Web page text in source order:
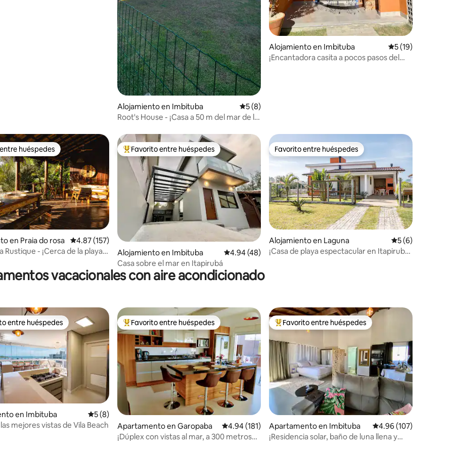
Alojamiento en Imbituba Calificación promedio: 5 de 5, 8 reseñas
5 (8)
Root's House - ¡Casa a 50 m del mar de la
Alojamiento en Imbituba Calificación
5 (19)
¡Encantadora casita a pocos pasos del
de 5, 77 reseñas
huéspedes
huéspedes
en Praia do rosa Calificación promedio: 4.87 de 5, 157 reseñas
4.87 (157)
Rustique - ¡Cerca de la playa y
Favorito entre huéspedes preferido
Favorito entre huéspedes
Alojamiento en Imbituba Calificación promedio: 4.94 de 5, 48 reseñas
4.94 (48)
Casa sobre el mar en Itapirubá
Favorito entre huéspedes
Favorito entre huéspedes
Alojamiento en Laguna Calificación
5 (6)
¡Casa de playa espectacular en Itapirubá
vacacionales con aire acondicionado
huéspedes preferido
entre huéspedes
en Imbituba Calificación promedio: 5 de 5, 8 reseñas
5 (8)
mejores vistas de Vila Beach
Favorito entre huéspedes preferido
Favorito entre huéspedes
Apartamento en Garopaba Calificación promedio: 4.94 de 5, 181 reseñas
4.94 (181)
¡Dúplex con vistas al mar, a 300 metros
Favorito entre huéspedes preferido
Favorito entre huéspedes
Apartamento en Imbituba Calificación promedio:
4.96 (107)
¡Residencia solar, baño de luna llena y